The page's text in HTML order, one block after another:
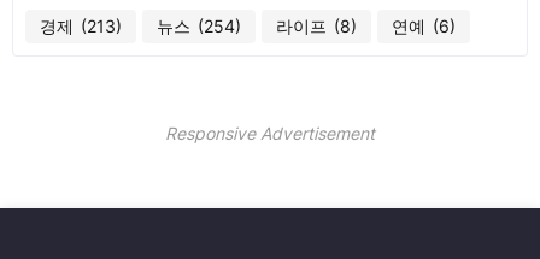
경제 (213) 뉴스 (254) 라이프 (8) 연예 (6)
Responsive Advertisement